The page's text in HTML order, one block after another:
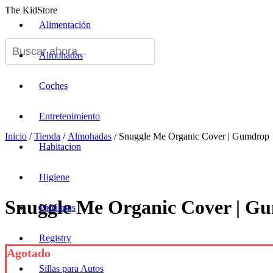
The KidStore
Alimentación
Almohadas
Coches
Entretenimiento
Habitacion
Higiene
Pañaleras
Registry
Sillas para Autos
Inicio /Tienda / Almohadas / Snuggle Me Organic Cover | Gumdrop
Snuggle Me Organic Cover |
Agotado